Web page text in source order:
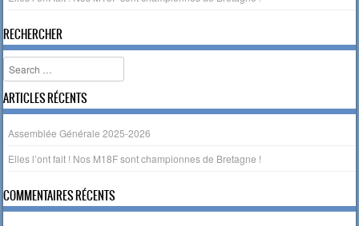
RECHERCHER
Search
ARTICLES RÉCENTS
Assemblée Générale 2025-2026
Elles l’ont fait ! Nos M18F sont championnes de Bretagne !
COMMENTAIRES RÉCENTS